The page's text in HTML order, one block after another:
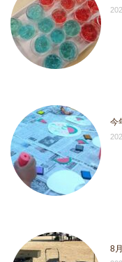
今
8